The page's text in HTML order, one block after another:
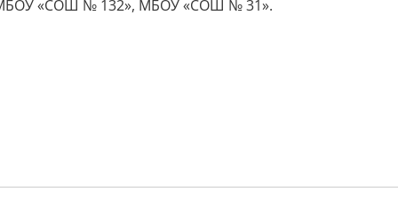
МБОУ «СОШ № 132», МБОУ «СОШ № 31».